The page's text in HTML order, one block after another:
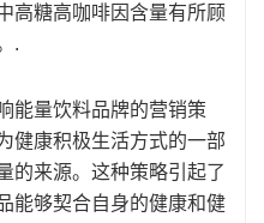
高糖高咖啡因含量有所顾
.
能量饮料品牌的营销策
健康积极生活方式的一部
的来源。这种策略引起了
能够契合自身的健康和健